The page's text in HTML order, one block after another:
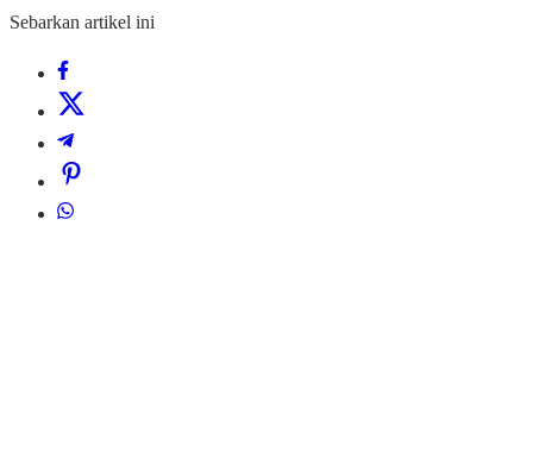
Sebarkan artikel ini